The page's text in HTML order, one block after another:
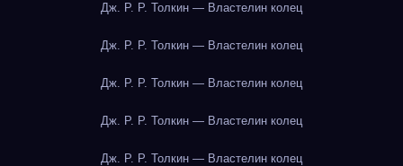
Дж. Р. Р. Толкин — Властелин колец
Дж. Р. Р. Толкин — Властелин колец
Дж. Р. Р. Толкин — Властелин колец
Дж. Р. Р. Толкин — Властелин колец
Дж. Р. Р. Толкин — Властелин колец